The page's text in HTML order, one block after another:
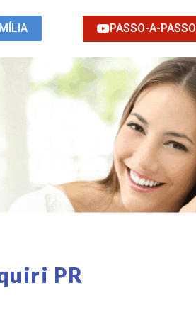
PASSO-A-PASSO
PR